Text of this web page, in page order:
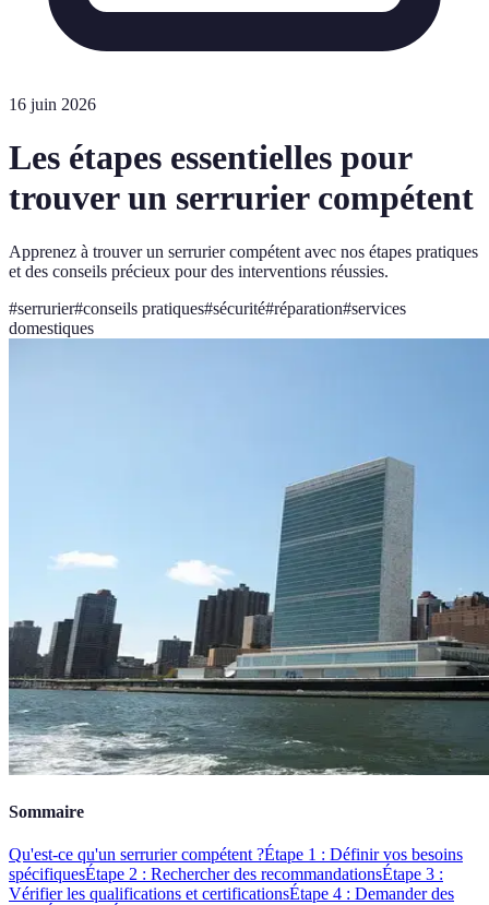
16 juin 2026
Les étapes essentielles pour
trouver un serrurier compétent
Apprenez à trouver un serrurier compétent avec nos étapes pratiques
et des conseils précieux pour des interventions réussies.
#serrurier#conseils pratiques#sécurité#réparation#services
domestiques
Sommaire
Qu'est-ce qu'un serrurier compétent ?Étape 1 : Définir vos besoins
spécifiquesÉtape 2 : Rechercher des recommandationsÉtape 3 :
Vérifier les qualifications et certificationsÉtape 4 : Demander des